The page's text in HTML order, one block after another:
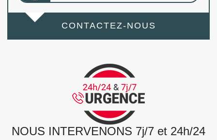
CONTACTEZ-NOUS
NOUS INTERVENONS 7j/7 et 24h/24